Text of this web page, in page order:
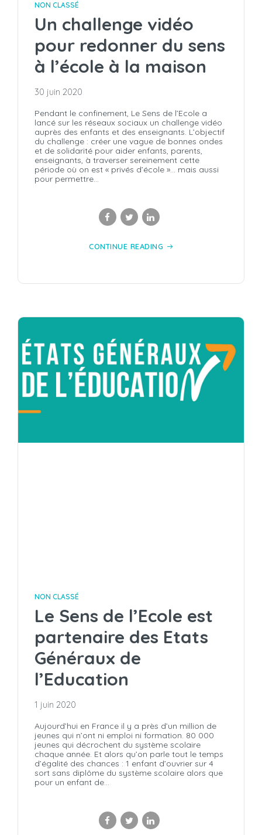
NON CLASSÉ
Un challenge vidéo
pour redonner du sens
à l’école à la maison
30 juin 2020
Pendant le confinement, Le Sens de l’Ecole a
lancé sur les réseaux sociaux un challenge vidéo
auprès des enfants et des enseignants. L’objectif
du challenge : créer une vague de bonnes ondes
et de solidarité pour aider enfants, parents,
enseignants, à traverser sereinement cette
période où on est « privés d’école »… mais aussi
pour permettre...
CONTINUE READING
NON CLASSÉ
Le Sens de l’Ecole est
partenaire des Etats
Généraux de
l’Education
1 juin 2020
Aujourd’hui en France il y a près d’un million de
jeunes qui n’ont ni emploi ni formation. 80 000
jeunes qui décrochent du système scolaire
chaque année. Et alors qu’on parle tout le temps
d’égalité des chances : 1 enfant d’ouvrier sur 4
sort sans diplôme du système scolaire alors que
pour un enfant de...